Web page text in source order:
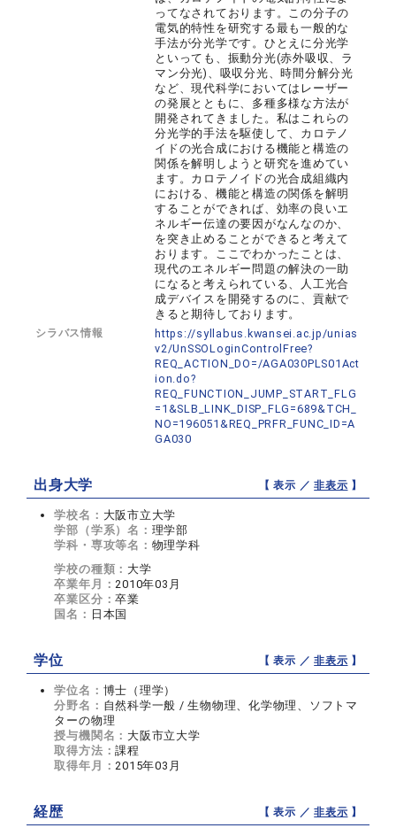
ってなされております。この分子の
電気的特性を研究する最も一般的な
手法が分光学です。ひとえに分光学
といっても、振動分光(赤外吸収、ラ
マン分光)、吸収分光、時間分解分光
など、現代科学においてはレーザー
の発展とともに、多種多様な方法が
開発されてきました。私はこれらの
分光学的手法を駆使して、カロテノ
イドの光合成における機能と構造の
関係を解明しようと研究を進めてい
ます。カロテノイドの光合成組織内
における、機能と構造の関係を解明
することができれば、効率の良いエ
ネルギー伝達の要因がなんなのか、
を突き止めることができると考えて
おります。ここでわかったことは、
現代のエネルギー問題の解決の一助
になると考えられている、人工光合
成デバイスを開発するのに、貢献で
きると期待しております。
シラバス情報
https://syllabus.kwansei.ac.jp/unias
v2/UnSSOLoginControlFree?
REQ_ACTION_DO=/AGA030PLS01Act
ion.do?
REQ_FUNCTION_JUMP_START_FLG
=1&SLB_LINK_DISP_FLG=689&TCH_
NO=196051&REQ_PRFR_FUNC_ID=A
GA030
出身大学 【 表示 ／非表示 】
学校名： 大阪市立大学
学部（学系）名： 理学部
学科・専攻等名： 物理学科
学校の種類： 大学
卒業年月：2010年03月
卒業区分：卒業
国名： 日本国
学位 【 表示 ／非表示 】
学位名： 博士（理学）
分野名： 自然科学一般 / 生物物理、化学物理、ソフトマ
ターの物理
授与機関名： 大阪市立大学
取得方法：課程
取得年月：2015年03月
経歴 【 表示 ／非表示 】